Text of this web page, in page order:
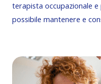
terapista occupazionale e
possibile mantenere e